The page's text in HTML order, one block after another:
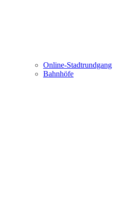
Online-Stadtrundgang
Bahnhöfe